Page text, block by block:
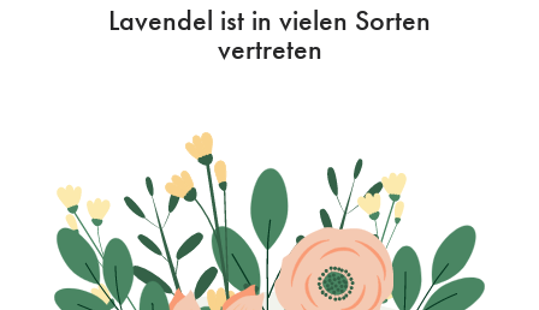
Lavendel ist in vielen Sorten
vertreten